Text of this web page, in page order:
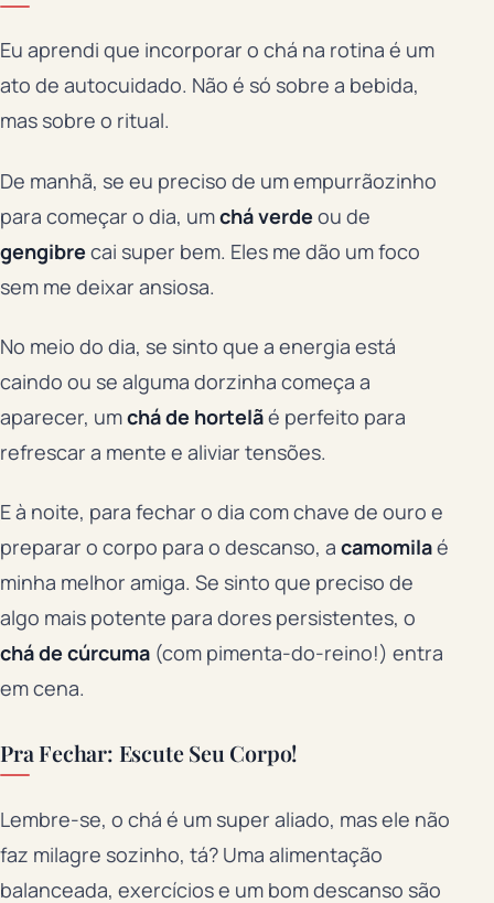
Eu aprendi que incorporar o chá na rotina é um
ato de autocuidado. Não é só sobre a bebida,
mas sobre o ritual.
De manhã, se eu preciso de um empurrãozinho
para começar o dia, umchá verde ou de
gengibre cai super bem. Eles me dão um foco
sem me deixar ansiosa.
No meio do dia, se sinto que a energia está
caindo ou se alguma dorzinha começa a
aparecer, umchá de hortelãé perfeito para
refrescar a mente e aliviar tensões.
E à noite, para fechar o dia com chave de ouro e
preparar o corpo para o descanso, a camomilaé
minha melhor amiga. Se sinto que preciso de
algo mais potente para dores persistentes, o
chá de cúrcuma (com pimenta-do-reino!) entra
em cena.
Pra Fechar: Escute Seu Corpo!
Lembre-se, o chá é um super aliado, mas ele não
faz milagre sozinho, tá? Uma alimentação
balanceada, exercícios e um bom descanso são